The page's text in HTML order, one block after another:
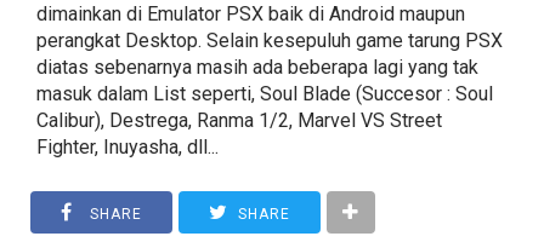
dimainkan di Emulator PSX baik di Android maupun
perangkat Desktop. Selain kesepuluh game tarung PSX
diatas sebenarnya masih ada beberapa lagi yang tak
masuk dalam List seperti, Soul Blade (Succesor : Soul
Calibur), Destrega, Ranma 1/2, Marvel VS Street
Fighter, Inuyasha, dll...
SHARE SHARE